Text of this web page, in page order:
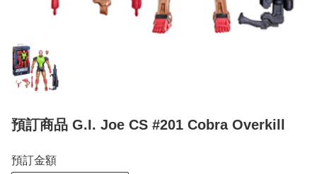
預訂商品 G.I. Joe CS #201 Cobra Overkill
預訂金額